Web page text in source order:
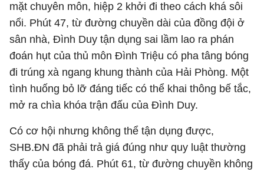
mặt chuyên môn, hiệp 2 khởi đi theo cách khá sôi
nổi. Phút 47, từ đường chuyền dài của đồng đội ở
sân nhà, Đình Duy tận dụng sai lầm lao ra phán
đoán hụt của thủ môn Đình Triệu có pha tâng bóng
đi trúng xà ngang khung thành của Hải Phòng. Một
tình huống bỏ lỡ đáng tiếc có thể khai thông bế tắc,
mở ra chìa khóa trận đấu của Đình Duy.
Có cơ hội nhưng không thể tận dụng được,
SHB.ĐN đã phải trả giá đúng như quy luật thường
thấy của bóng đá. Phút 61, từ đường chuyền không